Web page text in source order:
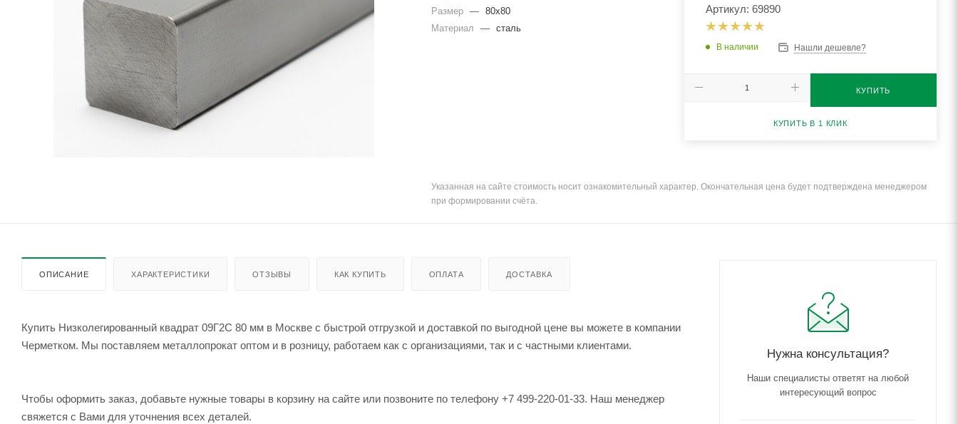
Размер
—
80х80
Материал
— сталь
Артикул: 69890
В наличии Нашли дешевле?
КУПИТЬ
КУПИТЬ В 1 КЛИК
Указанная на сайте стоимость носит ознакомительный характер. Окончательная цена будет подтверждена менеджером
при формировании счёта.
ОПИСАНИЕ ХАРАКТЕРИСТИКИ ОТЗЫВЫ КАК КУПИТЬ ОПЛАТА ДОСТАВКА
Купить Низколегированный квадрат 09Г2С 80 мм в Москве с быстрой отгрузкой и доставкой по выгодной цене вы можете в компании
Черметком. Мы поставляем металлопрокат оптом и в розницу, работаем как с организациями, так и с частными клиентами.
Чтобы оформить заказ, добавьте нужные товары в корзину на сайте или позвоните по телефону +7 499-220-01-33. Наш менеджер
свяжется с Вами для уточнения всех деталей.
Нужна консультация?
Наши специалисты ответят на любой
интересующий вопрос